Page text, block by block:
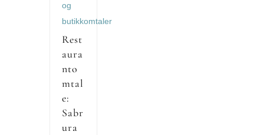
og
butikkomtaler
Rest
aura
nto
mtal
e:
Sabr
ura